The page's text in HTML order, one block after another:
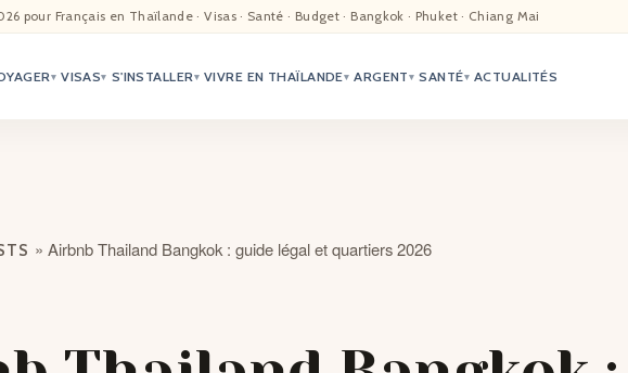
pour Français en Thaïlande · Visas · Santé · Budget · Bangkok · Phuket · Chiang Mai
▾ VISAS▾ S'INSTALLER▾ VIVRE EN THAÏLANDE▾ ARGENT ▾ SANTÉ▾ ACTUALITÉS
» Airbnb Thailand Bangkok : guide légal et quartiers 2026